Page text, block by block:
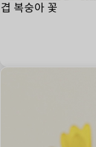
겹 복숭아 꽃